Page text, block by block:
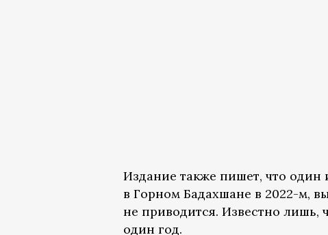
Издание также пишет, что
в Горном Бадахшане в 2022-м,
не приводится. Известно лишь,
один год.